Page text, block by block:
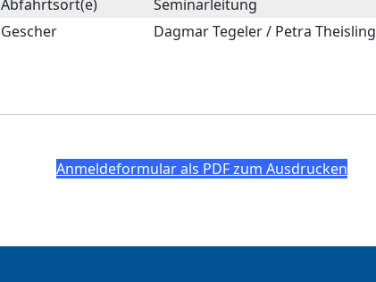
Abfahrtsort(e) Seminarleitung
Gescher Dagmar Tegeler / Petra Theisling
Anmeldeformular als PDF zum Ausdrucken